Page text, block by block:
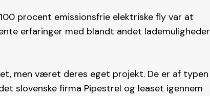
procent emissionsfrie elektriske fly var at
erfaringer med blandt andet lademuligheder
men været deres eget projekt. De er af typen
slovenske firma Pipestrel og leaset igennem